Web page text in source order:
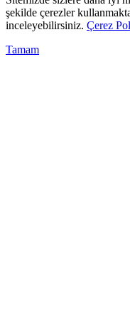
şekilde çerezler
inceleyebilirsiniz. Çerez
Tamam